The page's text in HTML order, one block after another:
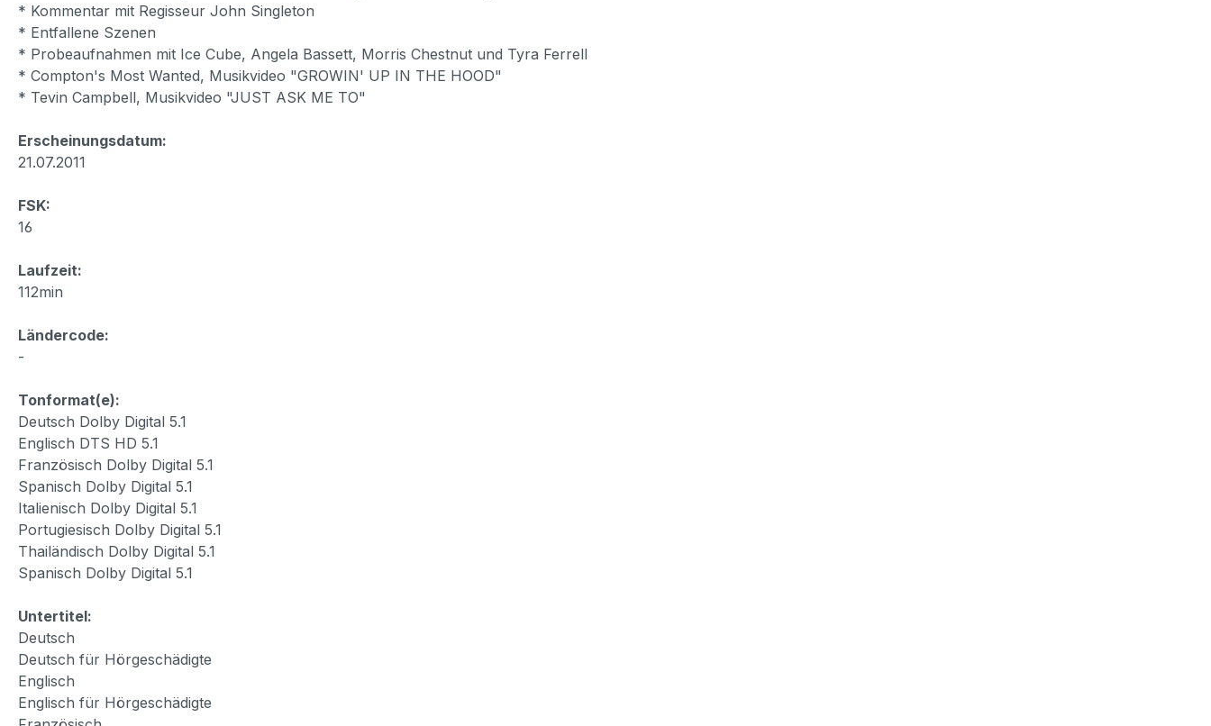
* Kommentar mit Regisseur John Singleton
* Entfallene Szenen
* Probeaufnahmen mit Ice Cube, Angela Bassett, Morris Chestnut und Tyra Ferrell
* Compton's Most Wanted, Musikvideo "GROWIN' UP IN THE HOOD"
* Tevin Campbell, Musikvideo "JUST ASK ME TO"
Erscheinungsdatum:
21.07.2011
FSK:
16
Laufzeit:
112min
Ländercode:
-
Tonformat(e):
Deutsch Dolby Digital 5.1
Englisch DTS HD 5.1
Französisch Dolby Digital 5.1
Spanisch Dolby Digital 5.1
Italienisch Dolby Digital 5.1
Portugiesisch Dolby Digital 5.1
Thailändisch Dolby Digital 5.1
Spanisch Dolby Digital 5.1
Untertitel:
Deutsch
Deutsch für Hörgeschädigte
Englisch
Englisch für Hörgeschädigte